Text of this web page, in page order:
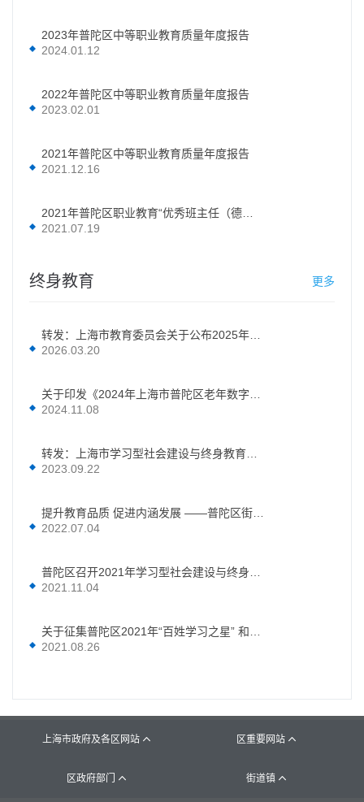
2023年普陀区中等职业教育质量年度报告
2024.01.12
2022年普陀区中等职业教育质量年度报告
2023.02.01
2021年普陀区中等职业教育质量年度报告
2021.12.16
2021.07.19
终身教育 更多
2026.03.20
2024.11.08
2023.09.22
2022.07.04
2021.11.04
2021.08.26
上海市政府及各区网站  区重要网站 
区政府部门  街道镇 